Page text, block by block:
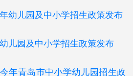
幼儿园及中小学招生政策发布
儿园及中小学招生政策发布
年青岛市中小学幼儿园招生政